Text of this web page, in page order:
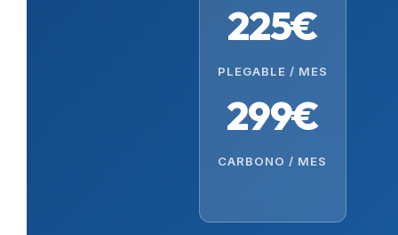
225€
PLEGABLE / MES
299€
CARBONO / MES